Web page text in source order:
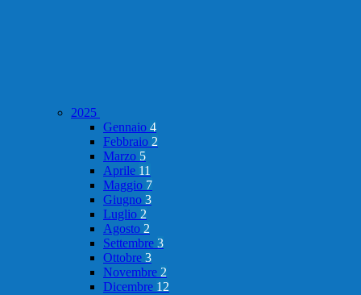
2025
Gennaio 4
Febbraio 2
Marzo 5
Aprile 11
Maggio 7
Giugno 3
Luglio 2
Agosto 2
Settembre 3
Ottobre 3
Novembre 2
Dicembre 12